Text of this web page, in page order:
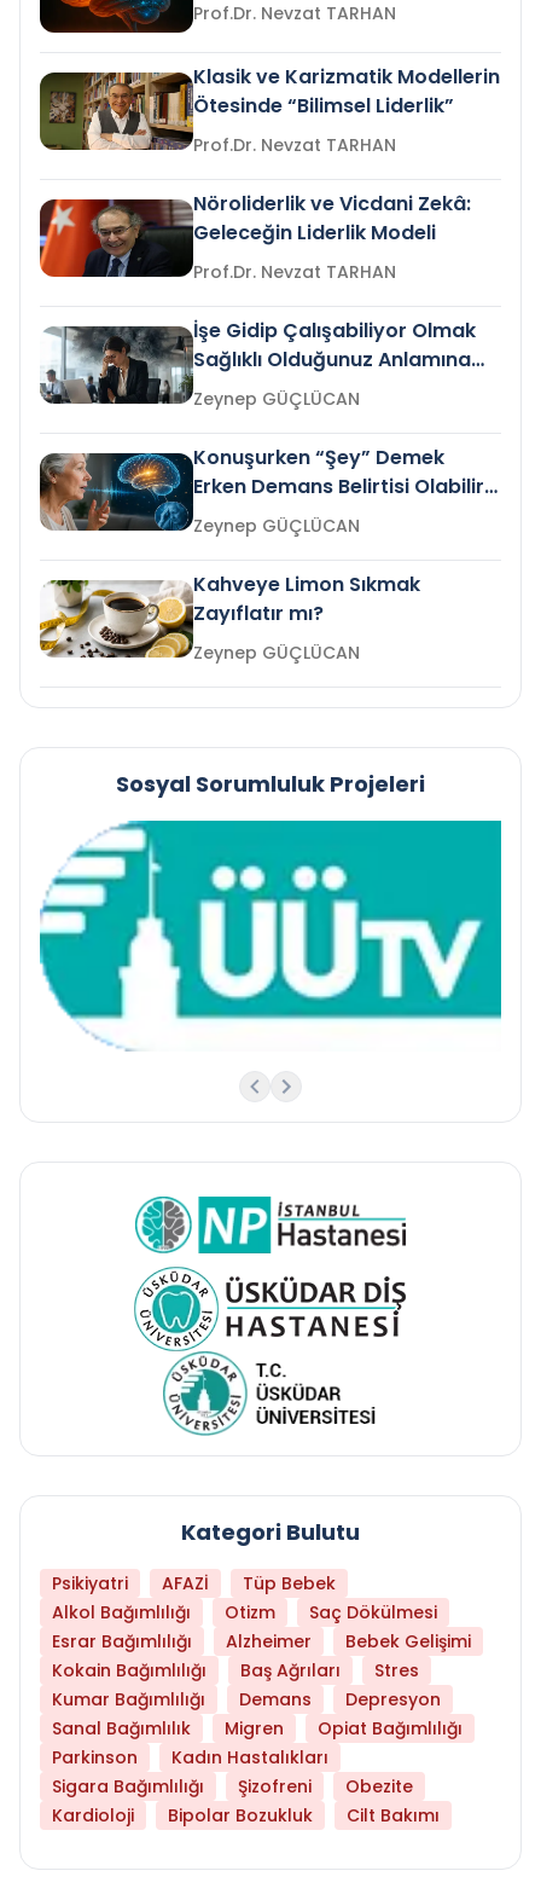
Prof.Dr. Nevzat TARHAN
Klasik ve Karizmatik Modellerin
Ötesinde “Bilimsel Liderlik”
Prof.Dr. Nevzat TARHAN
Nöroliderlik ve Vicdani Zekâ:
Geleceğin Liderlik Modeli
Prof.Dr. Nevzat TARHAN
İşe Gidip Çalışabiliyor Olmak
Sağlıklı Olduğunuz Anlamına
Gelir mi?Zeynep GÜÇLÜCAN
Konuşurken “Şey” Demek
Erken Demans Belirtisi Olabilir
mi?
Zeynep GÜÇLÜCAN
Kahveye Limon Sıkmak
Zayıflatır mı?
Zeynep GÜÇLÜCAN
Sosyal Sorumluluk Projeleri
Kategori Bulutu
Psikiyatri AFAZİ
Tüp Bebek
Alkol Bağımlılığı
Otizm
Saç Dökülmesi
Esrar Bağımlılığı
Alzheimer
Bebek Gelişimi
Kokain Bağımlılığı
Baş Ağrıları
Stres
Kumar Bağımlılığı
Demans
Depresyon
Sanal Bağımlılık
Migren
Opiat Bağımlılığı
Parkinson
Kadın Hastalıkları
Sigara Bağımlılığı
Şizofreni
Obezite
Kardioloji
Bipolar Bozukluk Cilt Bakımı